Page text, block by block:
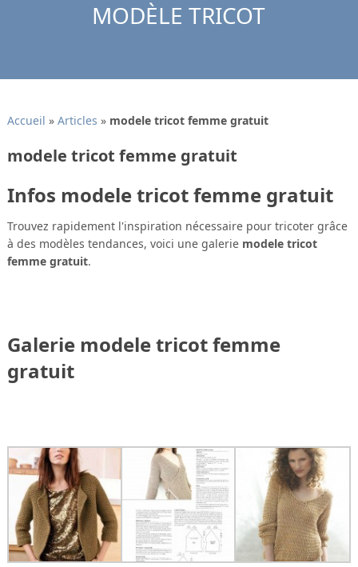
MODÈLE TRICOT
Accueil » Articles » modele tricot femme gratuit
modele tricot femme gratuit
Infos modele tricot femme gratuit
Trouvez rapidement l'inspiration nécessaire pour tricoter grâce
à des modèles tendances, voici une galerie modele tricot
femme gratuit.
Galerie modele tricot femme
gratuit